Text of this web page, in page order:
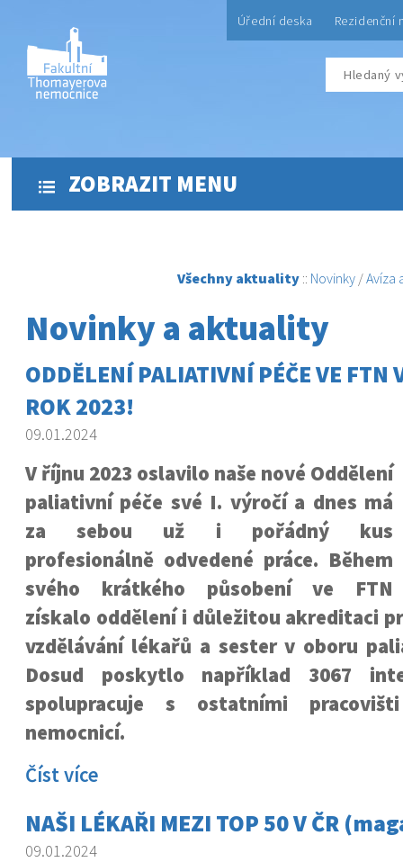
Úřední deska Rezidenční
ZOBRAZIT MENU
Všechny aktuality :: Novinky /Avíza
Novinky a aktuality
ODDĚLENÍ PALIATIVNÍ PÉČE VE FTN
ROK 2023!
09.01.2024
V říjnu 2023 oslavilo naše nové Oddělení
paliativní péče své I. výročí a dnes má
za sebou už i pořádný kus
profesionálně odvedené práce. Během
svého krátkého působení ve FTN
získalo oddělení i důležitou akreditaci
vzdělávání lékařů a sester v oboru
Dosud poskytlo například 3067
spolupracuje s ostatními
nemocnicí.
Číst více
NAŠI LÉKAŘI MEZI TOP 50 V ČR
09.01.2024